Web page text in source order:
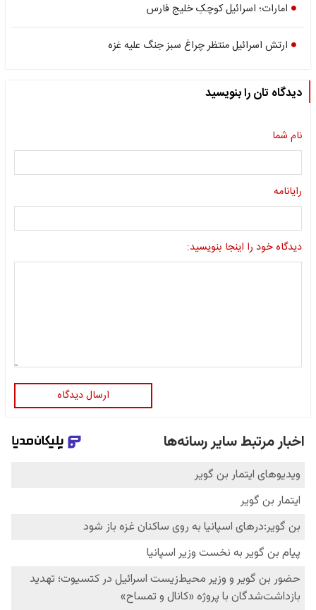
امارات؛ اسرائیل کوچکِ خلیج فارس
ارتش اسرائیل منتظر چراغ سبز جنگ علیه غزه
دیدگاه تان را بنویسید
نام شما
رایانامه
دیدگاه خود را اینجا بنویسید:
ارسال دیدگاه